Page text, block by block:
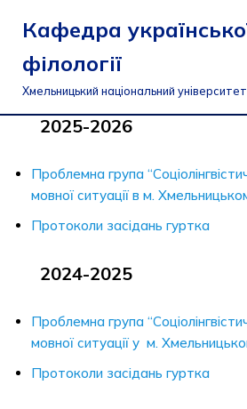
Перейти
до
вмісту
Кафедра
філології
Хмельницький національний університет
2025-2026
Проблемна група
мовної ситуації в м.
Протоколи засідань гуртка
2024-2025
Проблемна група
мовної ситуації у м.
Протоколи засідань гуртка